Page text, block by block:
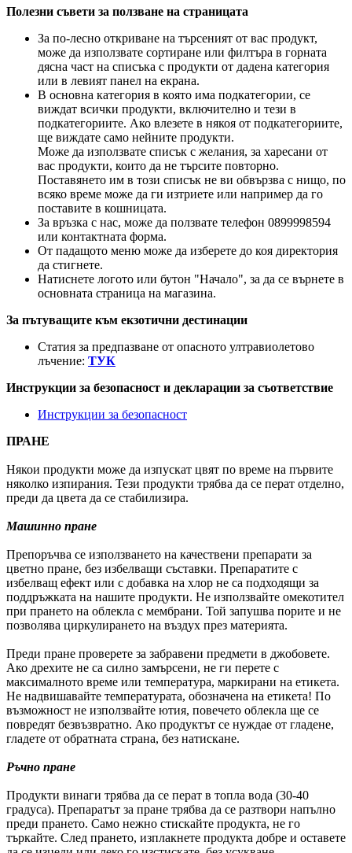
Полезни съвети за ползване на страницата
За по-лесно откриване на търсеният от вас продукт,
може да използвате сортиране или филтъра в горната
дясна част на списъка с продукти от дадена категория
или в левият панел на екрана.
В основна категория в която има подкатегории, се
виждат всички продукти, включително и тези в
подкатегориите. Ако влезете в някоя от подкатегориите,
ще виждате само нейните продукти.
Може да използвате списък с желания, за харесани от
вас продукти, които да не търсите повторно.
Поставянето им в този списък не ви обвързва с нищо, по
всяко време може да ги изтриете или например да го
поставите в кошницата.
За връзка с нас, може да ползвате телефон 0899998594
или контактната форма.
От падащото меню може да изберете до коя директория
да стигнете.
Натиснете логото или бутон "Начало", за да се върнете в
основната страница на магазина.
За пътуващите към екзотични дестинации
Статия за предпазване от опасното ултравиолетово
лъчение: ТУК
Инструкции за безопасност и декларации за съответствие
Инструкции за безопасност
ПРАНЕ
Някои продукти може да изпускат цвят по време на първите
няколко изпирания. Тези продукти трябва да се перат отделно,
преди да цвета да се стабилизира.
Машинно пране
Препоръчва се използването на качествени препарати за
цветно пране, без избелващи съставки. Препаратите с
избелващ ефект или с добавка на хлор не са подходящи за
поддръжката на нашите продукти. Не използвайте омекотител
при прането на облекла с мембрани. Той запушва порите и не
позволява циркулирането на въздух през материята.
Преди пране проверете за забравени предмети в джобовете.
Ако дрехите не са силно замърсени, не ги перете с
максималното време или температура, маркирани на етикета.
Не надвишавайте температурата, обозначена на етикета! По
възможност не използвайте ютия, повечето облекла ще се
повредят безвъзвратно. Ако продуктът се нуждае от гладене,
гладете от обратната страна, без натискане.
Ръчно пране
Продукти винаги трябва да се перат в топла вода (30-40
градуса). Препаратът за пране трябва да се разтвори напълно
преди прането. Само нежно стискайте продукта, не го
търкайте. След прането, изплакнете продукта добре и оставете